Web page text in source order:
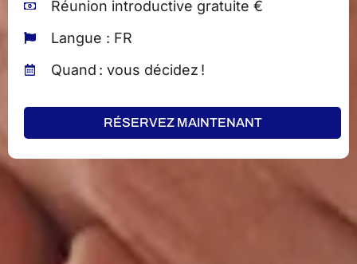
Réunion introductive gratuite €
Langue : FR
Quand : vous décidez !
RÉSERVEZ MAINTENANT